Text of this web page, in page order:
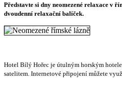
Představte si dny neomezené relaxace v
dvoudenní relaxační balíček.
Hotel Bílý Hořec je útulným horským
satelitem. Internetové připojení můžete